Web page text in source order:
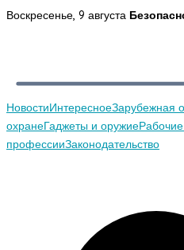
Перейти
Воскресенье, 9 августа
НовостиИнтересноеЗарубежная
охранеГаджеты и оружие
профессииЗаконодательство